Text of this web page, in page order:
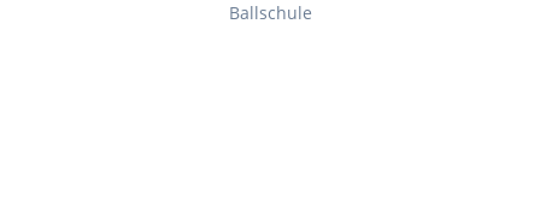
Ballschule